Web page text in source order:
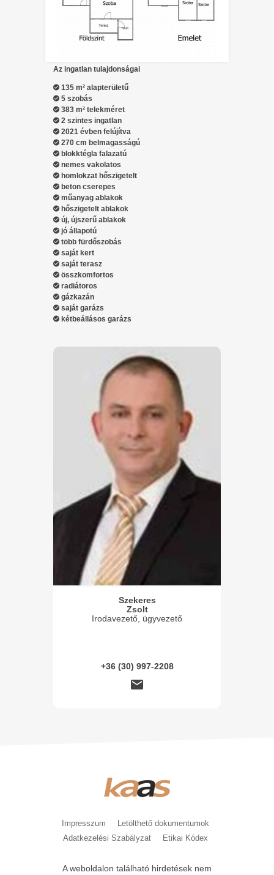
Az ingatlan tulajdonságai
135 m² alapterületű
5 szobás
383 m² telekméret
2 szintes ingatlan
2021 évben felújítva
270 cm belmagasságú
blokktégla falazatú
nemes vakolatos
homlokzat hőszigetelt
beton cserepes
műanyag ablakok
hőszigetelt ablakok
új, újszerű ablakok
jó állapotú
több fürdőszobás
saját kert
saját terasz
összkomfortos
radiátoros
gázkazán
saját garázs
kétbeállásos garázs
Szekeres
Zsolt
Irodavezető, ügyvezető
+36 (30) 997-2208
Impresszum
Letölthető dokumentumok
Adatkezelési Szabályzat
Etikai Kódex
A weboldalon található hirdetések nem